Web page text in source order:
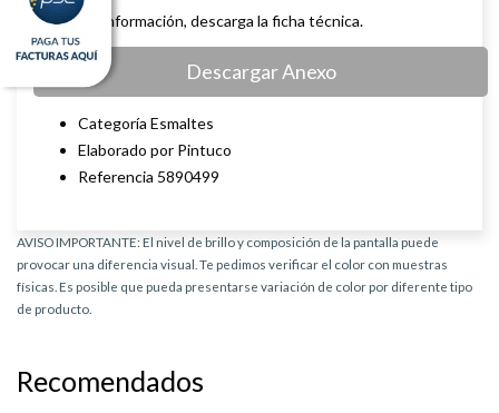
Para más información, descarga la ficha técnica.
Descargar Anexo
Categoría Esmaltes
Elaborado por Pintuco
Referencia 5890499
AVISO IMPORTANTE: El nivel de brillo y composición de la pantalla puede
provocar una diferencia visual. Te pedimos verificar el color con muestras
físicas. Es posible que pueda presentarse variación de color por diferente tipo
de producto.
Recomendados